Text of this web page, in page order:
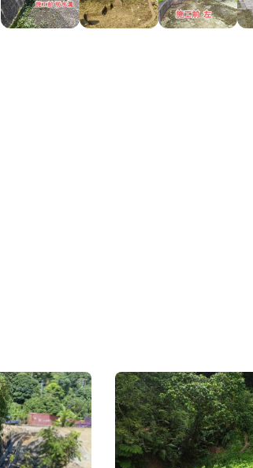
美容 5️⃣：廢棄物清運處理 每到清明節眾人掃墓、祭
子，也是對先祖懷念、感恩、孝順的方式。清明節